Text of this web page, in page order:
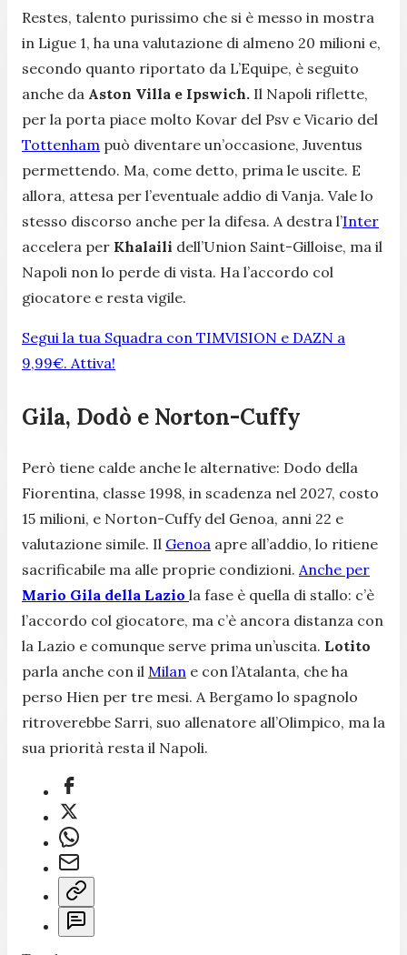
Restes, talento purissimo che si è messo in mostra
in Ligue 1, ha una valutazione di almeno 20 milioni e,
secondo quanto riportato da L’Equipe, è seguito
anche da Aston Villa e Ipswich. Il Napoli riflette,
per la porta piace molto Kovar del Psv e Vicario del
Tottenham può diventare un’occasione, Juventus
permettendo. Ma, come detto, prima le uscite. E
allora, attesa per l’eventuale addio di Vanja. Vale lo
stesso discorso anche per la difesa. A destra l’Inter
accelera per Khalaili dell’Union Saint-Gilloise, ma il
Napoli non lo perde di vista. Ha l’accordo col
giocatore e resta vigile.
Segui la tua Squadra con TIMVISION e DAZN a
9,99€. Attiva!
Gila, Dodò e Norton-Cuffy
Però tiene calde anche le alternative: Dodo della
Fiorentina, classe 1998, in scadenza nel 2027, costo
15 milioni, e Norton-Cuffy del Genoa, anni 22 e
valutazione simile. Il Genoa apre all’addio, lo ritiene
sacrificabile ma alle proprie condizioni. Anche per
Mario Gila della Lazio la fase è quella di stallo: c’è
l’accordo col giocatore, ma c’è ancora distanza con
la Lazio e comunque serve prima un’uscita. Lotito
parla anche con il Milan e con l’Atalanta, che ha
perso Hien per tre mesi. A Bergamo lo spagnolo
ritroverebbe Sarri, suo allenatore all’Olimpico, ma la
sua priorità resta il Napoli.